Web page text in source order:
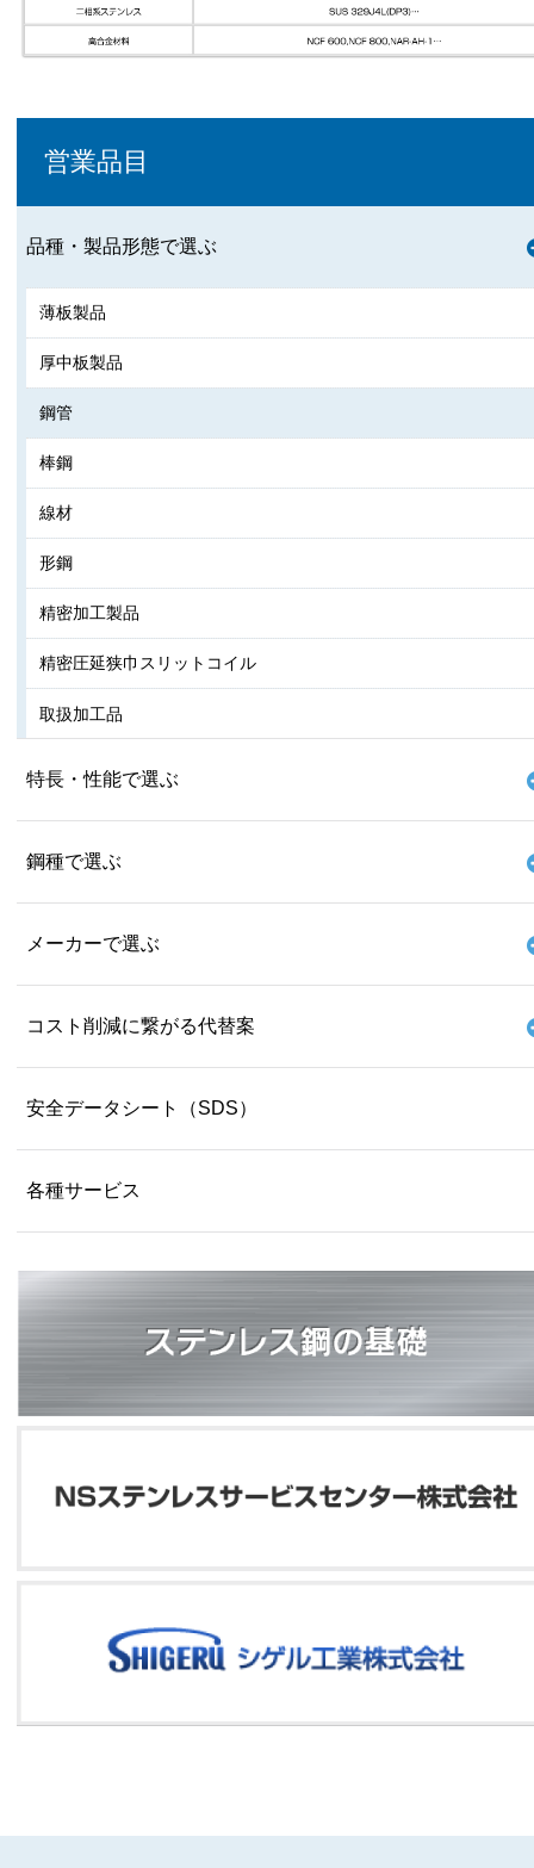
営業品目
品種・製品形態で選ぶ
薄板製品
厚中板製品
鋼管
棒鋼
線材
形鋼
精密加工製品
精密圧延狭巾スリットコイル
取扱加工品
特長・性能で選ぶ
鋼種で選ぶ
メーカーで選ぶ
コスト削減に繋がる代替案
安全データシート（SDS）
各種サービス